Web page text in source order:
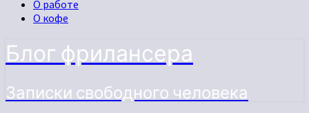
О работе
О кофе
Блог фрилансера
Записки свободного человека